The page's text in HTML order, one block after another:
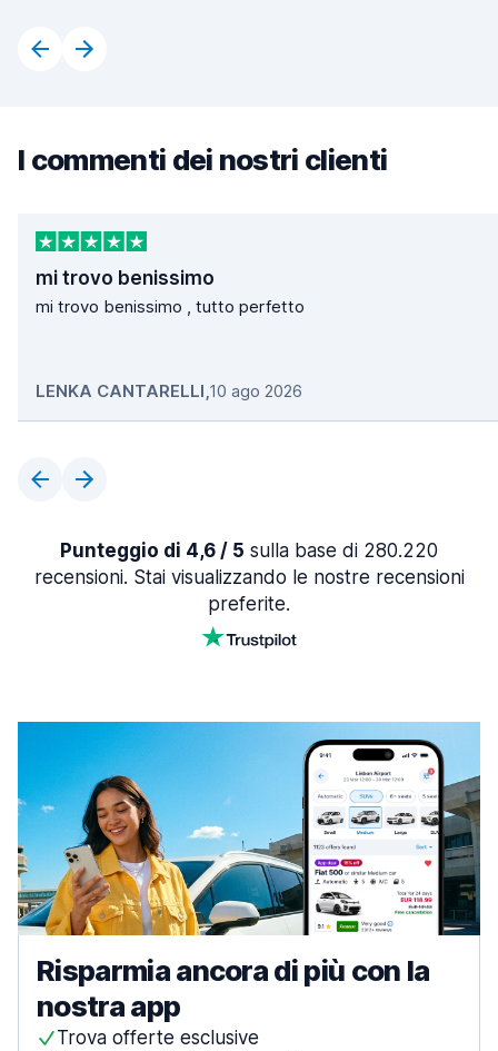
I commenti dei nostri clienti
mi trovo benissimo
mi trovo benissimo , tutto perfetto
LENKA CANTARELLI,10 ago 2026
Punteggio di 4,6 / 5 sulla base di 280.220
recensioni. Stai visualizzando le nostre recensioni
preferite.
Risparmia ancora di più con la
nostra app
Trova offerte esclusive